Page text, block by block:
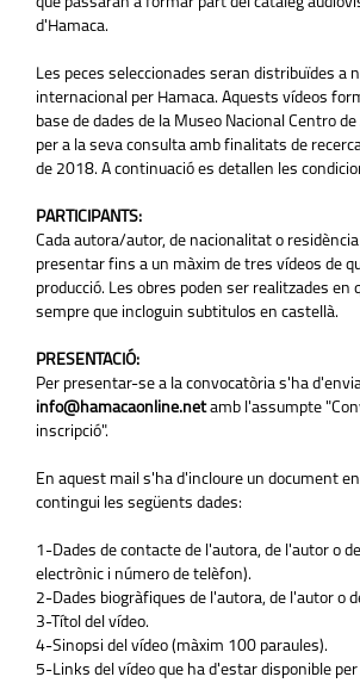
d'Hamaca.
Les peces seleccionades seran distribuïdes a
internacional per Hamaca. Aquests vídeos
base de dades de la Museo Nacional Centro
per a la seva consulta amb finalitats de
de 2018. A continuació es detallen les
PARTICIPANTS:
Cada autora/autor, de nacionalitat o
presentar fins a un màxim de tres vídeos de
producció. Les obres poden ser realitzades en
sempre que incloguin subtitulos en castellà.
PRESENTACIÓ:
Per presentar-se a la convocatòria s'ha
info@hamacaonline.netamb l'assumpte
inscripció".
En aquest mail s'ha d'incloure un document
contingui les següents dades:
1-Dades de contacte de l'autora, de l'autor o
electrònic i número de telèfon).
2-Dades biogràfiques de l'autora, de l'autor o
3-Títol del vídeo.
4-Sinopsi del vídeo (màxim 100 paraules).
5-Links del vídeo que ha d'estar disponible